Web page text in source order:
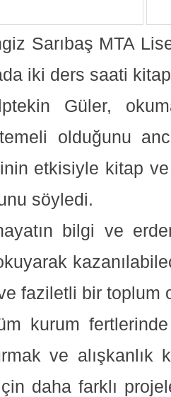
Sarıbaş MTA
iki ders saati
Güler,
olduğunu
etkisiyle kitap
söyledi.
bilgi ve
faziletli bir toplum
kurum
ve alışkanlık
daha farklı